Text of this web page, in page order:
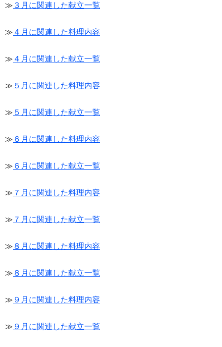
≫ ３月に関連した献立一覧
≫ ４月に関連した料理内容
≫ ４月に関連した献立一覧
≫ ５月に関連した料理内容
≫ ５月に関連した献立一覧
≫ ６月に関連した料理内容
≫ ６月に関連した献立一覧
≫ ７月に関連した料理内容
≫ ７月に関連した献立一覧
≫ ８月に関連した料理内容
≫ ８月に関連した献立一覧
≫ ９月に関連した料理内容
≫ ９月に関連した献立一覧